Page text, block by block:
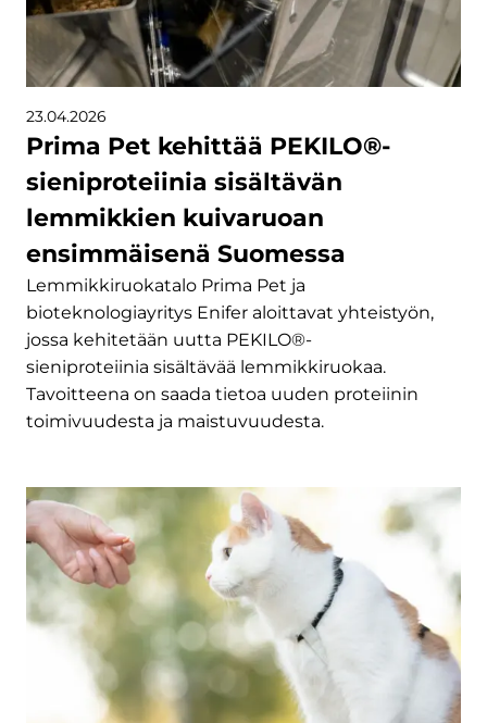
23.04.2026
Prima Pet kehittää PEKILO®-
sieniproteiinia sisältävän
lemmikkien kuivaruoan
ensimmäisenä Suomessa
Lemmikkiruokatalo Prima Pet ja
bioteknologiayritys Enifer aloittavat yhteistyön,
jossa kehitetään uutta PEKILO®-
sieniproteiinia sisältävää lemmikkiruokaa.
Tavoitteena on saada tietoa uuden proteiinin
toimivuudesta ja maistuvuudesta.